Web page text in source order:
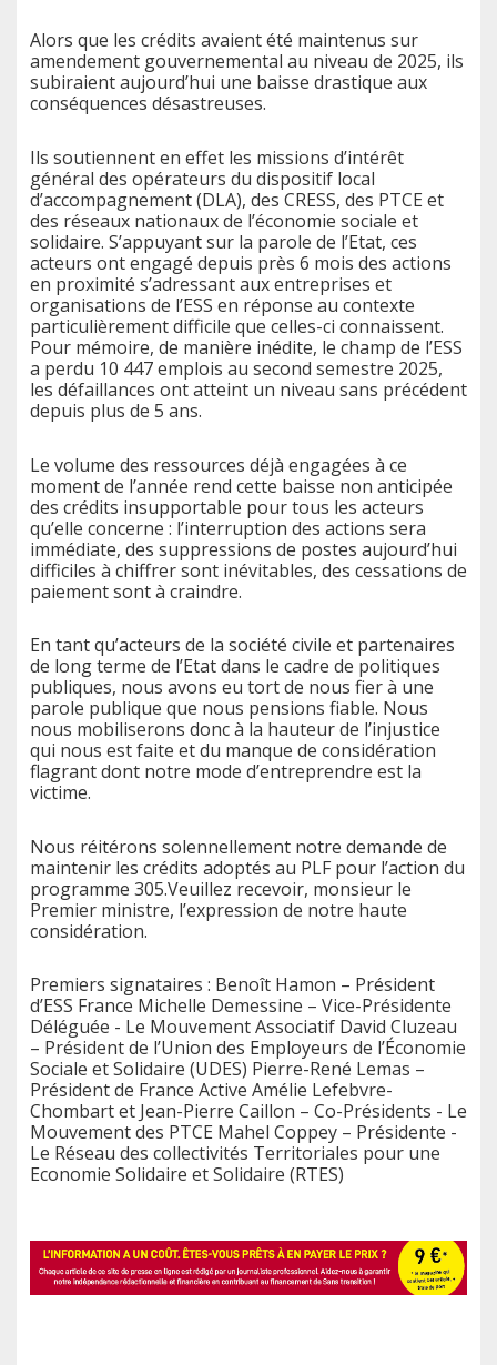
Alors que les crédits avaient été maintenus sur
amendement gouvernemental au niveau de 2025, ils
subiraient aujourd’hui une baisse drastique aux
conséquences désastreuses.
Ils soutiennent en effet les missions d’intérêt
général des opérateurs du dispositif local
d’accompagnement (DLA), des CRESS, des PTCE et
des réseaux nationaux de l’économie sociale et
solidaire. S’appuyant sur la parole de l’Etat, ces
acteurs ont engagé depuis près 6 mois des actions
en proximité s’adressant aux entreprises et
organisations de l’ESS en réponse au contexte
particulièrement difficile que celles-ci connaissent.
Pour mémoire, de manière inédite, le champ de l’ESS
a perdu 10 447 emplois au second semestre 2025,
les défaillances ont atteint un niveau sans précédent
depuis plus de 5 ans.
Le volume des ressources déjà engagées à ce
moment de l’année rend cette baisse non anticipée
des crédits insupportable pour tous les acteurs
qu’elle concerne : l’interruption des actions sera
immédiate, des suppressions de postes aujourd’hui
difficiles à chiffrer sont inévitables, des cessations de
paiement sont à craindre.
En tant qu’acteurs de la société civile et partenaires
de long terme de l’Etat dans le cadre de politiques
publiques, nous avons eu tort de nous fier à une
parole publique que nous pensions fiable. Nous
nous mobiliserons donc à la hauteur de l’injustice
qui nous est faite et du manque de considération
flagrant dont notre mode d’entreprendre est la
victime.
Nous réitérons solennellement notre demande de
maintenir les crédits adoptés au PLF pour l’action du
programme 305.Veuillez recevoir, monsieur le
Premier ministre, l’expression de notre haute
considération.
Premiers signataires : Benoît Hamon – Président
d’ESS France Michelle Demessine – Vice-Présidente
Déléguée - Le Mouvement Associatif David Cluzeau
– Président de l’Union des Employeurs de l’Économie
Sociale et Solidaire (UDES) Pierre-René Lemas –
Président de France Active Amélie Lefebvre-
Chombart et Jean-Pierre Caillon – Co-Présidents - Le
Mouvement des PTCE Mahel Coppey – Présidente -
Le Réseau des collectivités Territoriales pour une
Economie Solidaire et Solidaire (RTES)